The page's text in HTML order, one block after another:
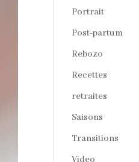
Portrait
Post-partum
Rebozo
Recettes
retraites
Saisons
Transitions
Video